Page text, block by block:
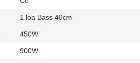
1 loa Bass 40cm
450W
900W